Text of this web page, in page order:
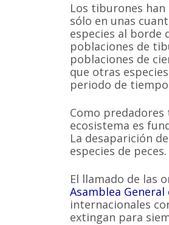
Los tiburones
sólo en unas
especies al borde
poblaciones de
poblaciones de
que otras
periodo de
Como
ecosistema es
La desaparición
especies de peces.
El llamado de las
Asamblea
internacionales
extingan para